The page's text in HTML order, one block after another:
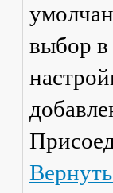
выбор